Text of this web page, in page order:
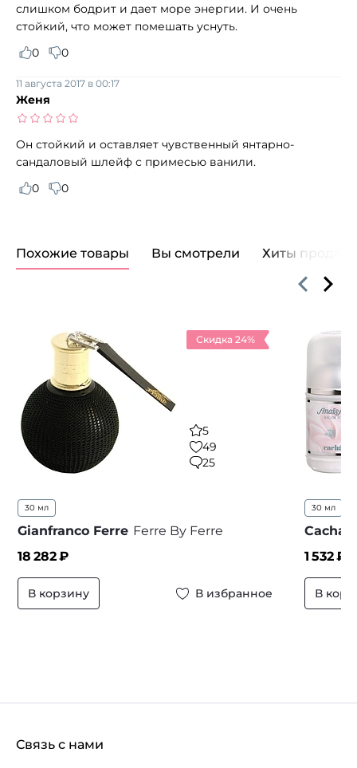
слишком бодрит и дает море энергии. И очень
стойкий, что может помешать уснуть.
0
0
Женя
11 августа 2017 в 00:17
Он стойкий и оставляет чувственный янтарно-
сандаловый шлейф с примесью ванили.
0
0
Похожие товары Вы смотрели Хиты продаж
Скидка 24%
5
49
25
30 мл
Gianfranco Ferre Ferre By Ferre
18 282₽
В корзину В избранное
30 мл
1 532₽
В
Связь с нами